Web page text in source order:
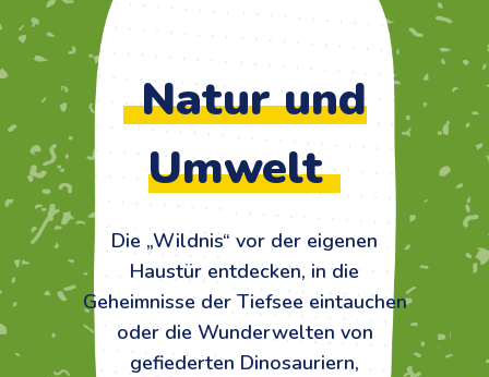
Natur und
Umwelt
Die „Wildnis“ vor der eigenen
Haustür entdecken, in die
Geheimnisse der Tiefsee eintauchen
oder die Wunderwelten von
gefiederten Dinosauriern,